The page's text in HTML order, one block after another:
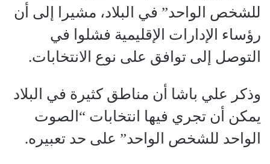
للشخص الواحد” في البلاد، مشيرا إلى أن
رؤساء الإدارات الإقليمية فشلوا في
التوصل إلى توافق على نوع الانتخابات.
وذكر علي باشا أن مناطق كثيرة في البلاد
يمكن أن تجري فيها انتخابات “الصوت
الواحد للشخص الواحد” على حد تعبيره.